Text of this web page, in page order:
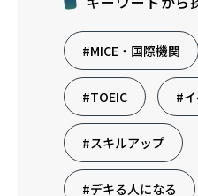
#MICE・国際機関
#TOEIC #
#スキルアップ
#デキる人になる